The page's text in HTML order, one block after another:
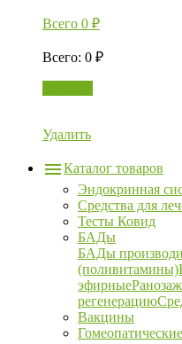
Всего 0 ₽
Всего: 0 ₽
Удалить
Каталог товаров
Эндокринная
Средства для
Тесты Ковид
БАДы
БАДы
(поливитамины)
эфирные
регенерацию
Вакцины